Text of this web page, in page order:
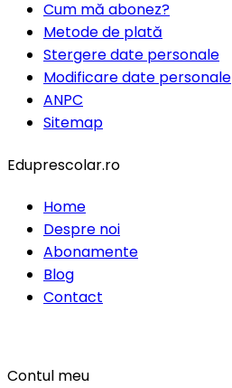
Cum mă abonez?
Metode de plată
Stergere date personale
Modificare date personale
ANPC
Sitemap
Eduprescolar.ro
Home
Despre noi
Abonamente
Blog
Contact
Contul meu